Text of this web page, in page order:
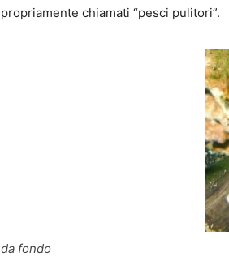
chiamati “pesci pulitori”.
fondo